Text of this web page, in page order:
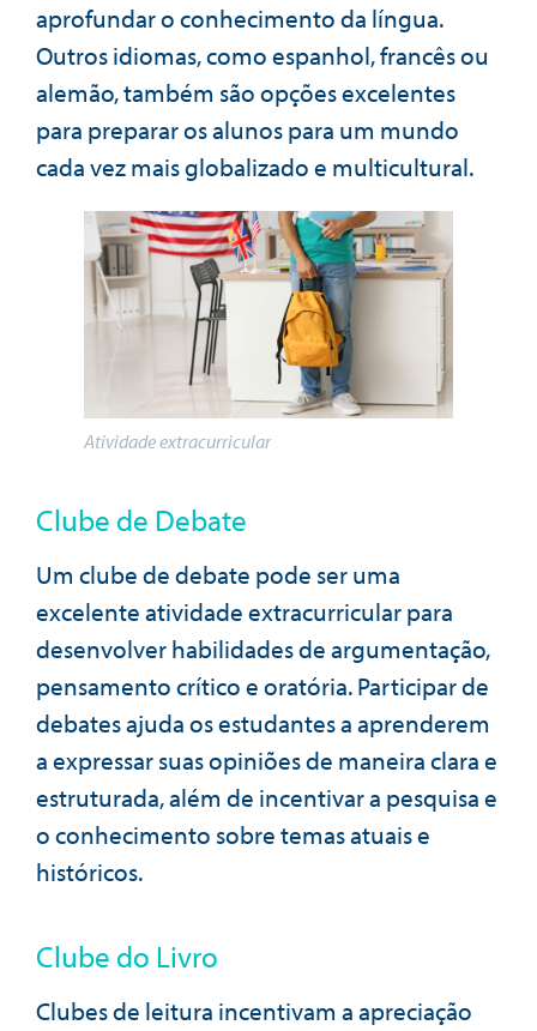
aprofundar o conhecimento da língua.
Outros idiomas, como espanhol, francês ou
alemão, também são opções excelentes
para preparar os alunos para um mundo
cada vez mais globalizado e multicultural.
Atividade extracurricular
Clube de Debate
Um clube de debate pode ser uma
excelente atividade extracurricular para
desenvolver habilidades de argumentação,
pensamento crítico e oratória. Participar de
debates ajuda os estudantes a aprenderem
a expressar suas opiniões de maneira clara e
estruturada, além de incentivar a pesquisa e
o conhecimento sobre temas atuais e
históricos.
Clube do Livro
Clubes de leitura incentivam a apreciação